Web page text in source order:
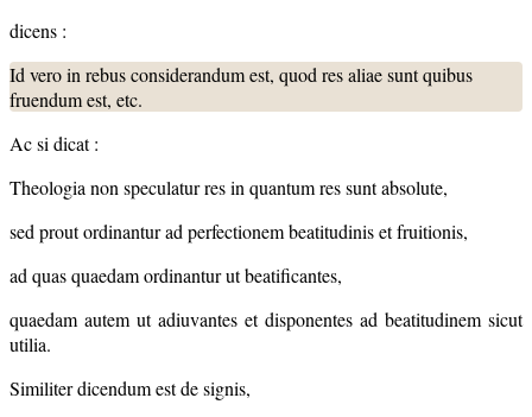
dicens :
Id vero in rebus considerandum est, quod res aliae sunt quibus
fruendum est, etc.
Ac si dicat :
Theologia non speculatur res in quantum res sunt absolute,
sed prout ordinantur ad perfectionem beatitudinis et fruitionis,
ad quas quaedam ordinantur ut beatificantes,
quaedam autem ut adiuvantes et disponentes ad beatitudinem sicut
utilia.
Similiter dicendum est de signis,